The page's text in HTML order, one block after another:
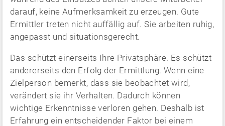
darauf, keine Aufmerksamkeit zu erzeugen. Gute
Ermittler treten nicht auffällig auf. Sie arbeiten ruhig,
angepasst und situationsgerecht.
Das schützt einerseits Ihre Privatsphäre. Es schützt
andererseits den Erfolg der Ermittlung. Wenn eine
Zielperson bemerkt, dass sie beobachtet wird,
verändert sie ihr Verhalten. Dadurch können
wichtige Erkenntnisse verloren gehen. Deshalb ist
Erfahrung ein entscheidender Faktor bei einem